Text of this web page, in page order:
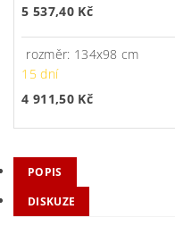
5 537,40 Kč
rozměr: 134x98 cm
15 dní
4 911,50 Kč
POPIS
DISKUZE